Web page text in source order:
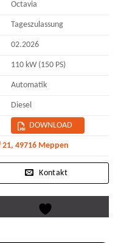
Octavia
Tageszulassung
02.2026
110 kW (150 PS)
Automatik
Diesel
DOWNLOAD
49716 Meppen
Kontakt